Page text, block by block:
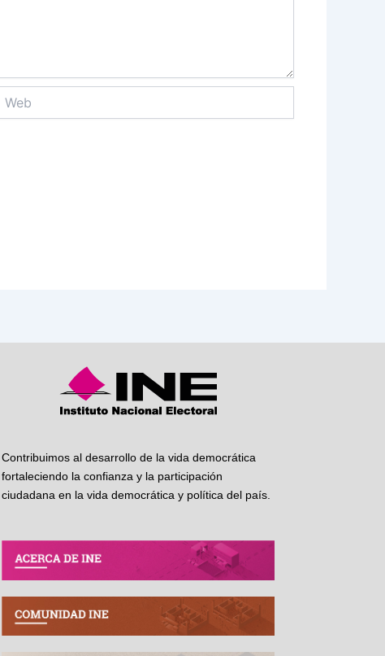
Contribuimos al desarrollo de la vida democrática
fortaleciendo la confianza y la participación
ciudadana en la vida democrática y política del país.